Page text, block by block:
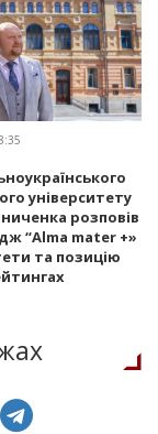
університету
розповів
“Alma mater +»
та позицію